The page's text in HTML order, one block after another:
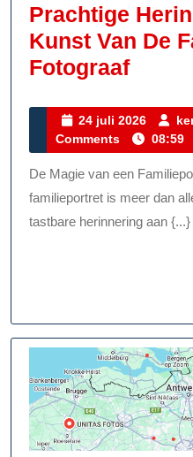
Prachtige
Kunst Van De
Fotograaf
De
Kunst
Van
De
24 juli 2026
24
juli
2026
Comments
08:59
De Magie van een Familieportret Fotograaf Een
familieportret is meer dan
tastbare herinnering aan {...}